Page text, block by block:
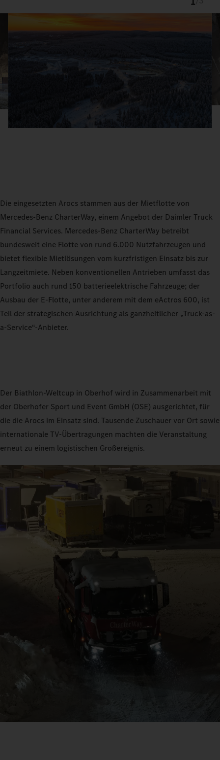
Die eingesetzten Arocs stammen aus der Mietflotte von
Mercedes‑Benz CharterWay, einem Angebot der Daimler Truck
Financial Services. Mercedes‑Benz CharterWay betreibt
bundesweit eine Flotte von rund 6.000 Nutzfahrzeugen und
bietet flexible Mietlösungen vom kurzfristigen Einsatz bis zur
Langzeitmiete. Neben konventionellen Antrieben umfasst das
Portfolio auch rund 150 batterieelektrische Fahrzeuge; der
Ausbau der E-Flotte, unter anderem mit dem eActros 600, ist
Teil der strategischen Ausrichtung als ganzheitlicher „Truck-as-
a-Service“-Anbieter.
Der Biathlon-Weltcup in Oberhof wird in Zusammenarbeit mit
der Oberhofer Sport und Event GmbH (OSE) ausgerichtet, für
die die Arocs im Einsatz sind. Tausende Zuschauer vor Ort sowie
internationale TV-Übertragungen machten die Veranstaltung
erneut zu einem logistischen Großereignis.